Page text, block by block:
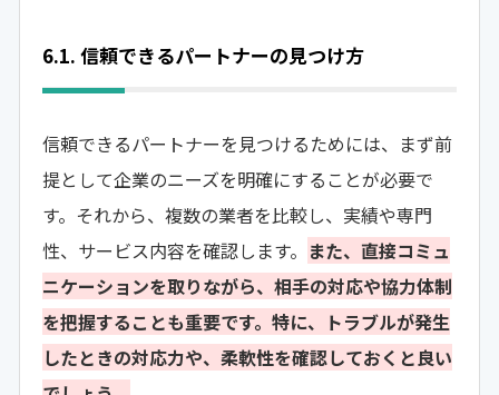
6.1. 信頼できるパートナーの見つけ方
信頼できるパートナーを見つけるためには、まず前
提として企業のニーズを明確にすることが必要で
す。それから、複数の業者を比較し、実績や専門
性、サービス内容を確認します。 また、直接コミュ
ニケーションを取りながら、相手の対応や協力体制
を把握することも重要です。特に、トラブルが発生
したときの対応力や、柔軟性を確認しておくと良い